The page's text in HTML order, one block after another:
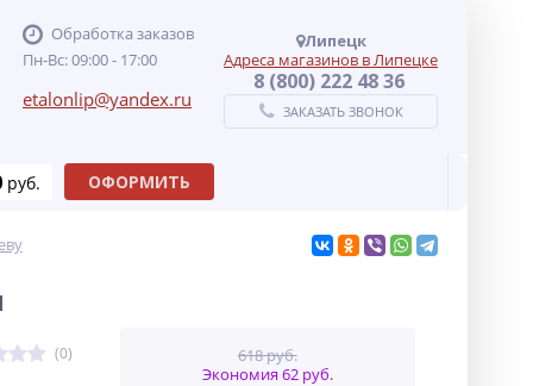
Обработка заказов
Пн-Вс: 09:00 - 17:00
etalonlip@yandex.ru
Липецк
Адреса магазинов в Липецке
8 (800) 222 48 36
ЗАКАЗАТЬ ЗВОНОК
руб. ОФОРМИТЬ
(0)
618 руб.
Экономия 62 руб.